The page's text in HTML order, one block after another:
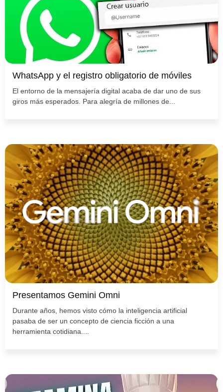
WhatsApp y el registro obligatorio de móviles
El entorno de la mensajería digital acaba de dar uno de sus
giros más esperados. Para alegría de millones de...
Presentamos Gemini Omni
Durante años, hemos visto cómo la inteligencia artificial
pasaba de ser un concepto de ciencia ficción a una
herramienta cotidiana....